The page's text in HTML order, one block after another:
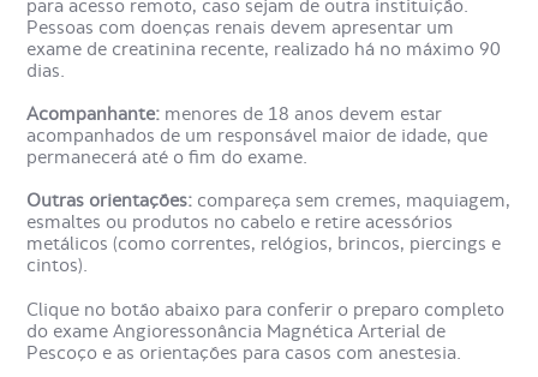
Angioressonância Magnética
Arterial de Pescoço?
para acesso remoto, caso sejam de outra instituição.
Pessoas com doenças renais devem apresentar um
exame de creatinina recente, realizado há no máximo 90
dias.
Acompanhante: menores de 18 anos devem estar
acompanhados de um responsável maior de idade, que
permanecerá até o fim do exame.
Outras orientações: compareça sem cremes, maquiagem,
esmaltes ou produtos no cabelo e retire acessórios
metálicos (como correntes, relógios, brincos, piercings e
cintos).
Clique no botão abaixo para conferir o preparo completo
do exame Angioressonância Magnética Arterial de
Pescoço e as orientações para casos com anestesia.